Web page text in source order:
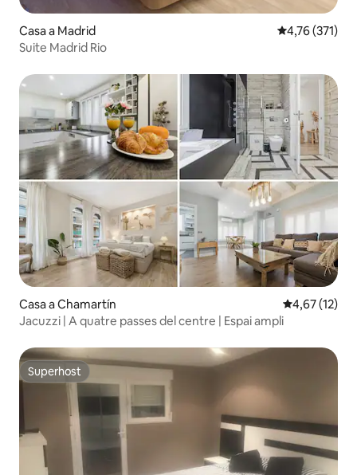
Casa a Madrid 4,76 de
4,76 (371)
Suite Madrid Rio
Casa a Chamartín 4,67 de
4,67 (12)
Jacuzzi | A quatre passes del centre | Espai ampli
Superhost
Superhost